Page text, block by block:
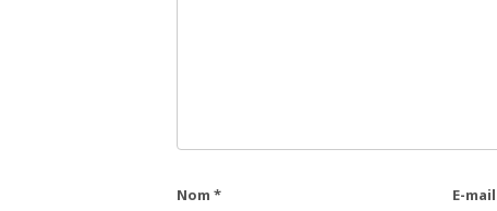
Nom * E-mail